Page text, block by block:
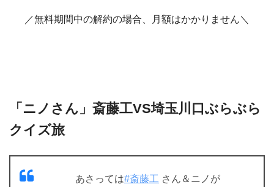
／無料期間中の解約の場合、月額はかかりません＼
「ニノさん」斎藤工VS埼玉川口ぶらぶら
クイズ旅
あさっては#斎藤工 さん＆ニノが